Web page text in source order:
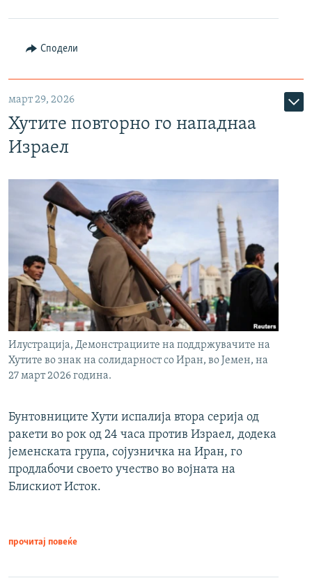
Сподели
март 29, 2026
Хутите повторно го нападнаа
Израел
Илустрација, Демонстрациите на поддржувачите на
Хутите во знак на солидарност со Иран, во Јемен, на
27 март 2026 година.
Бунтовниците Хути испалија втора серија од
ракети во рок од 24 часа против Израел, додека
јеменската група, сојузничка на Иран, го
продлабочи своето учество во војната на
Блискиот Исток.
прочитај повеќе